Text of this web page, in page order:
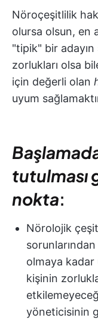
Nöroçeşitlilik
olursa olsun, en
"tipik" bir
zorlukları olsa
için değerli olan
uyum
tutulması
nokta:
Nörolojik
olmaya kadar
kişinin
yöneticisinin